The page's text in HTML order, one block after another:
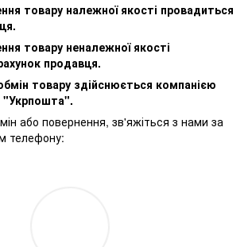
товару належної якості провадиться
товару неналежної якості
продавця.
товару здійснюється компанією
або повернення, зв'яжіться з нами за
телефону: